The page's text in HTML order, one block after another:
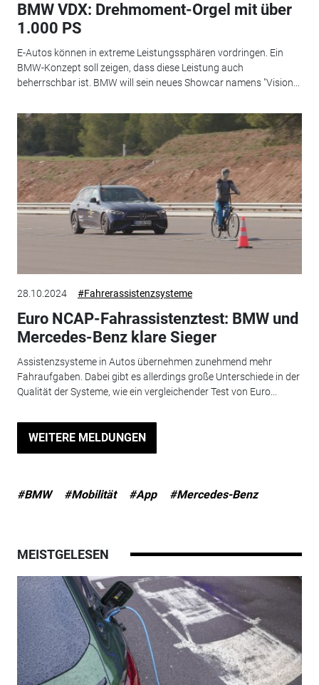
BMW VDX: Drehmoment-Orgel mit über
1.000 PS
E-Autos können in extreme Leistungssphären vordringen. Ein
BMW-Konzept soll zeigen, dass diese Leistung auch
beherrschbar ist. BMW will sein neues Showcar namens "Vision...
28.10.2024 #Fahrerassistenzsysteme
Euro NCAP-Fahrassistenztest: BMW und
Mercedes-Benz klare Sieger
Assistenzsysteme in Autos übernehmen zunehmend mehr
Fahraufgaben. Dabei gibt es allerdings große Unterschiede in der
Qualität der Systeme, wie ein vergleichender Test von Euro...
WEITERE MELDUNGEN
#BMW #Mobilität #App #Mercedes-Benz
MEISTGELESEN